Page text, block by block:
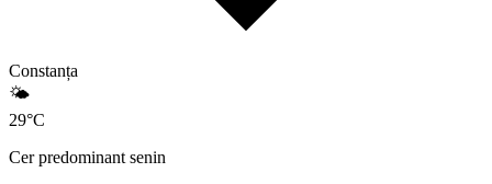
Constanța
🌤️
29°C
Cer predominant senin